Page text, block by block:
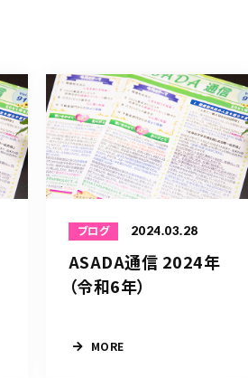
ブログ 2024.03.28
ASADA通信 2024年
（令和6年）
MORE